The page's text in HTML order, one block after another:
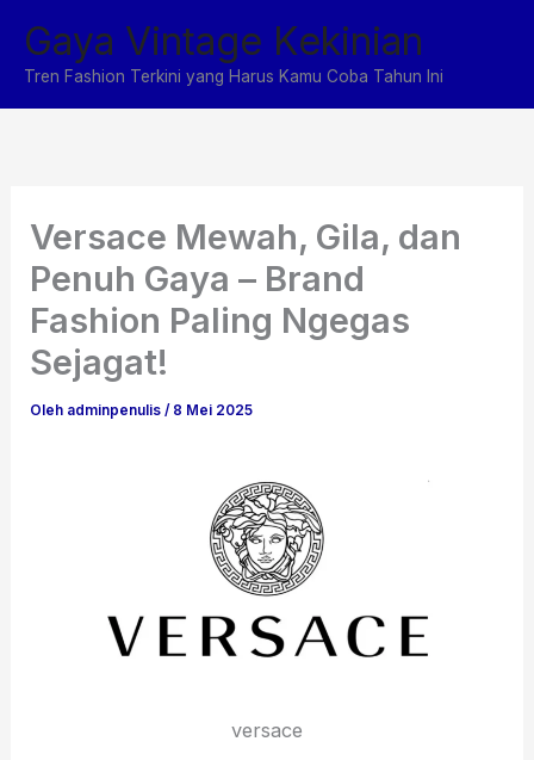
konten
Gaya Vintage Kekinian
Tren Fashion Terkini yang Harus Kamu Coba Tahun Ini
Versace Mewah, Gila, dan
Penuh Gaya – Brand
Fashion Paling Ngegas
Sejagat!
Oleh adminpenulis/ 8 Mei 2025
versace